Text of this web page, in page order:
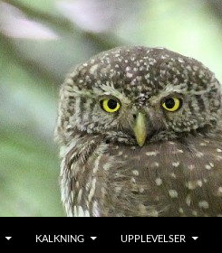
KALKNING UPPLEVELSER